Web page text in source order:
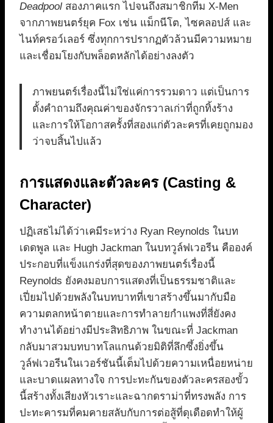
Deadpool สองภาคแรก ไปจนถึงสมาชิกทีม X-Men
จากภาพยนตร์ยุค Fox เช่น แม็กนีโต, ไซคลอปส์ และ
ไนท์ครอว์เลอร์ ซึ่งทุกการปรากฏตัวล้วนมีความหมาย
และเชื่อมโยงกับพล็อตหลักได้อย่างลงตัว
ภาพยนตร์เรื่องนี้ไม่ใช่แค่การรวมดาว แต่เป็นการ
ตั้งคำถามถึงคุณค่าของจักรวาลเก่าที่ถูกทิ้งร้าง
และการให้โอกาสครั้งที่สองแก่ตัวละครที่เคยถูกมอง
ว่าจบสิ้นไปแล้ว
การแสดงและตัวละคร (Casting &
Character)
ปฏิเสธไม่ได้ว่าเคมีระหว่าง Ryan Reynolds ในบท
เดดพูล และ Hugh Jackman ในบทวูล์ฟเวอรีน คือองค์
ประกอบที่แข็งแกร่งที่สุดของภาพยนตร์เรื่องนี้
Reynolds ยังคงมอบการแสดงที่เป็นธรรมชาติและ
เปี่ยมไปด้วยพลังในบทบาทที่เขาสร้างขึ้นมากับมือ
ความตลกหน้าตายและการทำลายกำแพงที่สี่ยังคง
ทำงานได้อย่างมีประสิทธิภาพ ในขณะที่ Jackman
กลับมาสวมบทบาทโลแกนด้วยมิติที่ลึกซึ้งยิ่งขึ้น
วูล์ฟเวอรีนในเวอร์ชันนี้เต็มไปด้วยความเหนื่อยหน่าย
และบาดแผลทางใจ การปะทะกันของตัวละครสองขั้ว
นี้สร้างทั้งเสียงหัวเราะและฉากดราม่าที่ทรงพลัง การ
ปะทะคารมที่คมคายสลับกับการต่อสู้ที่ดุเดือดทำให้ผู้